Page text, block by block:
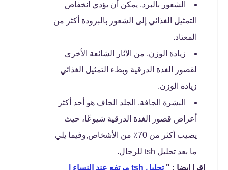
الشعور بالبرد, يمكن أن يؤدي انخفاض
التمثيل الغذائي إلى الشعور بالبرودة أكثر من
المعتاد.
زيادة الوزن, من الآثار الشائعة الأخرى
لقصور الغدة الدرقية وبطء التمثيل الغذائي
زيادة الوزن.
البشرة الجافة, الجلد الجاف هو أحد أكثر
أعراض قصور الغدة الدرقية شيوعًا، حيث
يصيب أكثر من 70٪ من الأشخاص,وفيما يلي
ما بعد تحليل tsh للرجال.
اقرا ايضا : "
تحليل tsh مرتفع عند النساء |